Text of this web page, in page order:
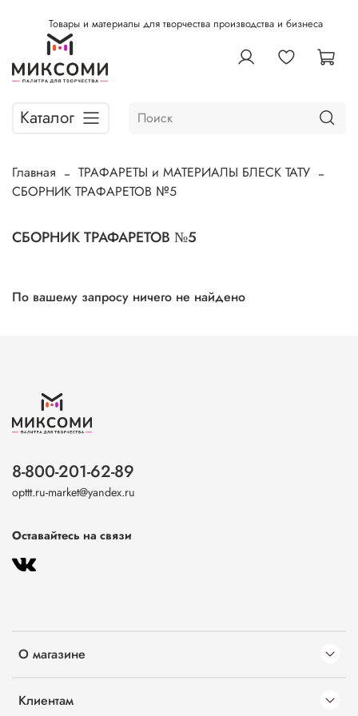
Товары и материалы для творчества производства и бизнеса
Каталог
Главная
ТРАФАРЕТЫ и МАТЕРИАЛЫ БЛЕСК ТАТУ
СБОРНИК ТРАФАРЕТОВ №5
СБОРНИК ТРАФАРЕТОВ №5
По вашему запросу ничего не найдено
О магазине
Клиентам
8-800-201-62-89
opttt.ru-market@yandex.ru
Оставайтесь на связи